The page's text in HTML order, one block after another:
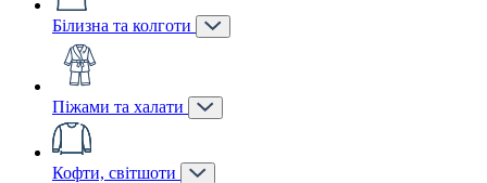
Білизна та колготи
Піжами та халати
Кофти, світшоти